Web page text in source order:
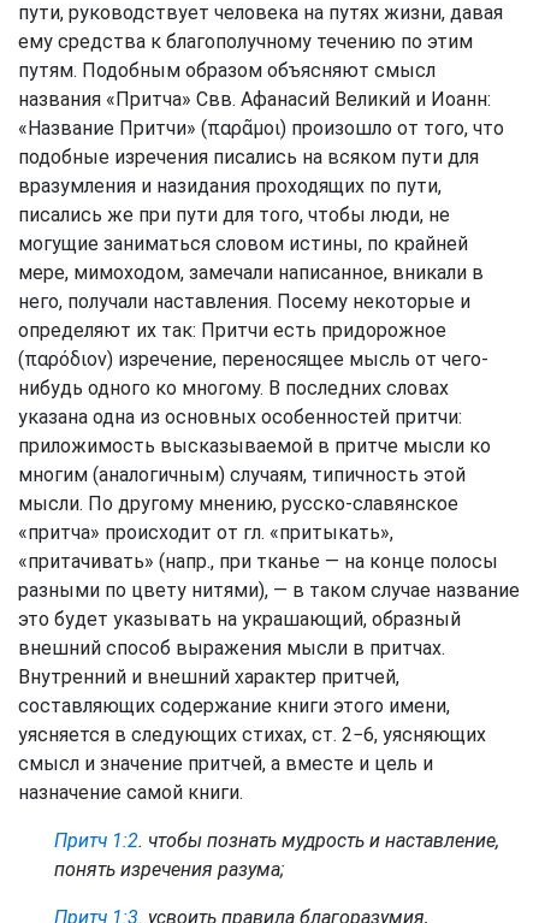
пути, руководствует человека на путях жизни, давая
ему средства к благополучному течению по этим
путям. Подобным образом объясняют смысл
названия «Притча» Свв. Афанасий Великий и Иоанн:
«Название Притчи» (παρᾶμοι) произошло от того, что
подобные изречения писались на всяком пути для
вразумления и назидания проходящих по пути,
писались же при пути для того, чтобы люди, не
могущие заниматься словом истины, по крайней
мере, мимоходом, замечали написанное, вникали в
него, получали наставления. Посему некоторые и
определяют их так: Притчи есть придорожное
(παρόδιον) изречение, переносящее мысль от чего-
нибудь одного ко многому. В последних словах
указана одна из основных особенностей притчи:
приложимость высказываемой в притче мысли ко
многим (аналогичным) случаям, типичность этой
мысли. По другому мнению, русско-славянское
«притча» происходит от гл. «притыкать»,
«притачивать» (напр., при тканье — на конце полосы
разными по цвету нитями), — в таком случае название
это будет указывать на украшающий, образный
внешний способ выражения мысли в притчах.
Внутренний и внешний характер притчей,
составляющих содержание книги этого имени,
уясняется в следующих стихах, ст. 2−6, уясняющих
смысл и значение притчей, а вместе и цель и
назначение самой книги.
Притч 1:2. чтобы познать мудрость и наставление,
понять изречения разума;
Притч 1:3. усвоить правила благоразумия,